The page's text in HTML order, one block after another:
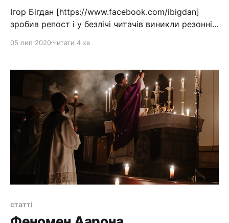
Ігор Бігдан [https://www.facebook.com/ibigdan]
зробив репост і у безлічі читачів виникли резонні
жаль, уряд не зміг створити єдиний адекватний
організація створює свій варіант аналітичних
панелей в
05 лип 2020Читати 4 хв
статті